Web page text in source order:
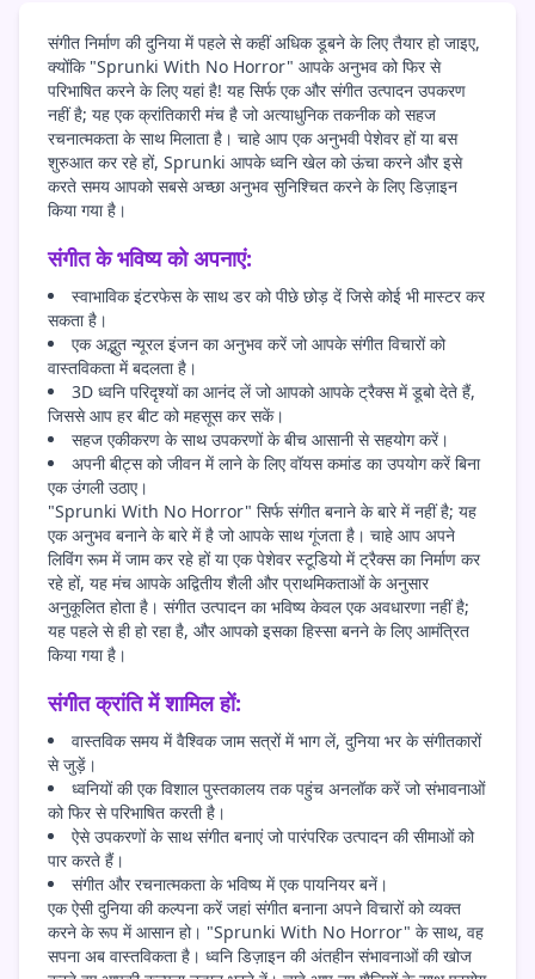
संगीत निर्माण की दुनिया में पहले से कहीं अधिक डूबने के लिए तैयार हो जाइए,
क्योंकि "Sprunki With No Horror" आपके अनुभव को फिर से
परिभाषित करने के लिए यहां है! यह सिर्फ एक और संगीत उत्पादन उपकरण
नहीं है; यह एक क्रांतिकारी मंच है जो अत्याधुनिक तकनीक को सहज
रचनात्मकता के साथ मिलाता है। चाहे आप एक अनुभवी पेशेवर हों या बस
शुरुआत कर रहे हों, Sprunki आपके ध्वनि खेल को ऊंचा करने और इसे
करते समय आपको सबसे अच्छा अनुभव सुनिश्चित करने के लिए डिज़ाइन
किया गया है।
संगीत के भविष्य को अपनाएं:
स्वाभाविक इंटरफेस के साथ डर को पीछे छोड़ दें जिसे कोई भी मास्टर कर
सकता है।
एक अद्भुत न्यूरल इंजन का अनुभव करें जो आपके संगीत विचारों को
वास्तविकता में बदलता है।
3D ध्वनि परिदृश्यों का आनंद लें जो आपको आपके ट्रैक्स में डूबो देते हैं,
जिससे आप हर बीट को महसूस कर सकें।
सहज एकीकरण के साथ उपकरणों के बीच आसानी से सहयोग करें।
अपनी बीट्स को जीवन में लाने के लिए वॉयस कमांड का उपयोग करें बिना
एक उंगली उठाए।
"Sprunki With No Horror" सिर्फ संगीत बनाने के बारे में नहीं है; यह
एक अनुभव बनाने के बारे में है जो आपके साथ गूंजता है। चाहे आप अपने
लिविंग रूम में जाम कर रहे हों या एक पेशेवर स्टूडियो में ट्रैक्स का निर्माण कर
रहे हों, यह मंच आपके अद्वितीय शैली और प्राथमिकताओं के अनुसार
अनुकूलित होता है। संगीत उत्पादन का भविष्य केवल एक अवधारणा नहीं है;
यह पहले से ही हो रहा है, और आपको इसका हिस्सा बनने के लिए आमंत्रित
किया गया है।
संगीत क्रांति में शामिल हों:
वास्तविक समय में वैश्विक जाम सत्रों में भाग लें, दुनिया भर के संगीतकारों
से जुड़ें।
ध्वनियों की एक विशाल पुस्तकालय तक पहुंच अनलॉक करें जो संभावनाओं
को फिर से परिभाषित करती है।
ऐसे उपकरणों के साथ संगीत बनाएं जो पारंपरिक उत्पादन की सीमाओं को
पार करते हैं।
संगीत और रचनात्मकता के भविष्य में एक पायनियर बनें।
एक ऐसी दुनिया की कल्पना करें जहां संगीत बनाना अपने विचारों को व्यक्त
करने के रूप में आसान हो। "Sprunki With No Horror" के साथ, वह
सपना अब वास्तविकता है। ध्वनि डिज़ाइन की अंतहीन संभावनाओं की खोज